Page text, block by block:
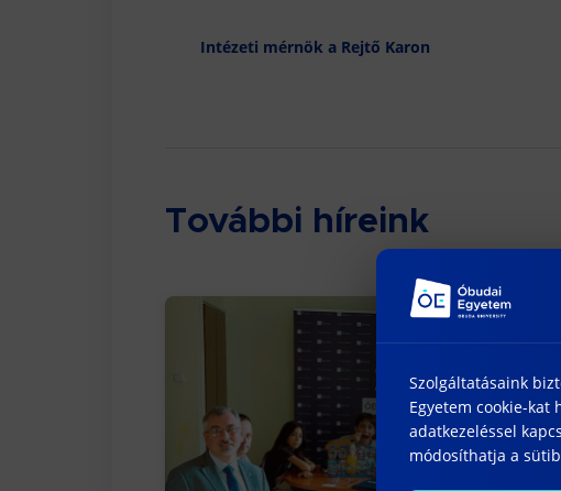
Intézeti mérnök a Rejtő Karon
További híreink
Szolgáltatásaink
Egyetem cookie-kat
adatkezeléssel
módosíthatja a